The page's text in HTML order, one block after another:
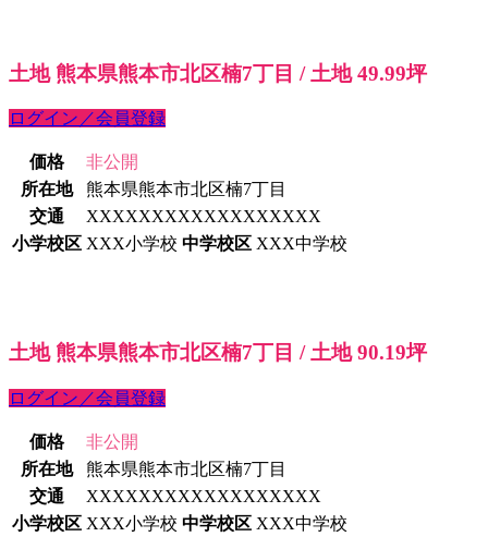
土地 熊本県熊本市北区楠7丁目 / 土地 49.99坪
ログイン／会員登録
価格
非公開
所在地
熊本県熊本市北区楠7丁目
交通
XXXXXXXXXXXXXXXXXX
小学校区 XXX小学校 中学校区 XXX中学校
土地 熊本県熊本市北区楠7丁目 / 土地 90.19坪
ログイン／会員登録
価格
非公開
所在地
熊本県熊本市北区楠7丁目
交通
XXXXXXXXXXXXXXXXXX
小学校区 XXX小学校 中学校区 XXX中学校